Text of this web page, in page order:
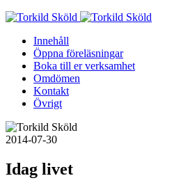
Skip
contentInnehåll
Öppna föreläsningar
Boka till er verksamhet
Omdömen
Kontakt
Övrigt
2014-07-30
Idag livet